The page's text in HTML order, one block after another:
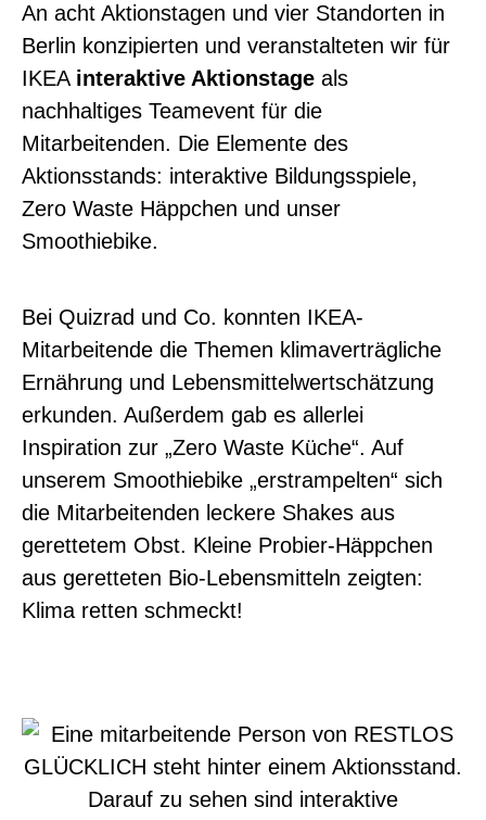
An acht Aktionstagen und vier Standorten in
Berlin konzipierten und veranstalteten wir für
IKEA interaktive Aktionstage als
nachhaltiges Teamevent für die
Mitarbeitenden. Die Elemente des
Aktionsstands: interaktive Bildungsspiele,
Zero Waste Häppchen und unser
Smoothiebike.
Bei Quizrad und Co. konnten IKEA-
Mitarbeitende die Themen klimaverträgliche
Ernährung und Lebensmittelwertschätzung
erkunden. Außerdem gab es allerlei
Inspiration zur „Zero Waste Küche“. Auf
unserem Smoothiebike „erstrampelten“ sich
die Mitarbeitenden leckere Shakes aus
gerettetem Obst. Kleine Probier-Häppchen
aus geretteten Bio-Lebensmitteln zeigten:
Klima retten schmeckt!